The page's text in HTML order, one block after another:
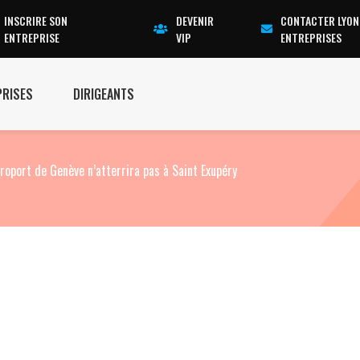
INSCRIRE SON
ENTREPRISE
DEVENIR
VIP
CONTACTER LYON
ENTREPRISES
DIRIGEANTS
de Genève n’atterrira pas à Saint Exupéry